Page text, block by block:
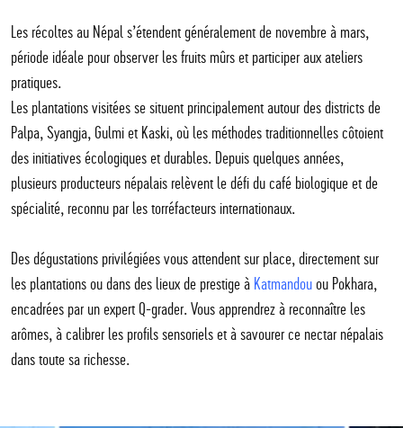
Les récoltes au Népal s’étendent généralement de novembre à mars,
période idéale pour observer les fruits mûrs et participer aux ateliers
pratiques.
Les plantations visitées se situent principalement autour des districts de
Palpa, Syangja, Gulmi et Kaski, où les méthodes traditionnelles côtoient
des initiatives écologiques et durables. Depuis quelques années,
plusieurs producteurs népalais relèvent le défi du café biologique et de
spécialité, reconnu par les torréfacteurs internationaux.
Des dégustations privilégiées vous attendent sur place, directement sur
les plantations ou dans des lieux de prestige à Katmandou ou Pokhara,
encadrées par un expert Q-grader. Vous apprendrez à reconnaître les
arômes, à calibrer les profils sensoriels et à savourer ce nectar népalais
dans toute sa richesse.